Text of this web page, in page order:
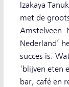
Izakaya
met de
Amstelveen.
Nederland’
succes is.
'blijven eten
bar, café en